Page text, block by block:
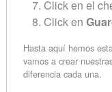
Click en el
Click en
Hasta aquí hemos
vamos a crear
diferencia cada una.